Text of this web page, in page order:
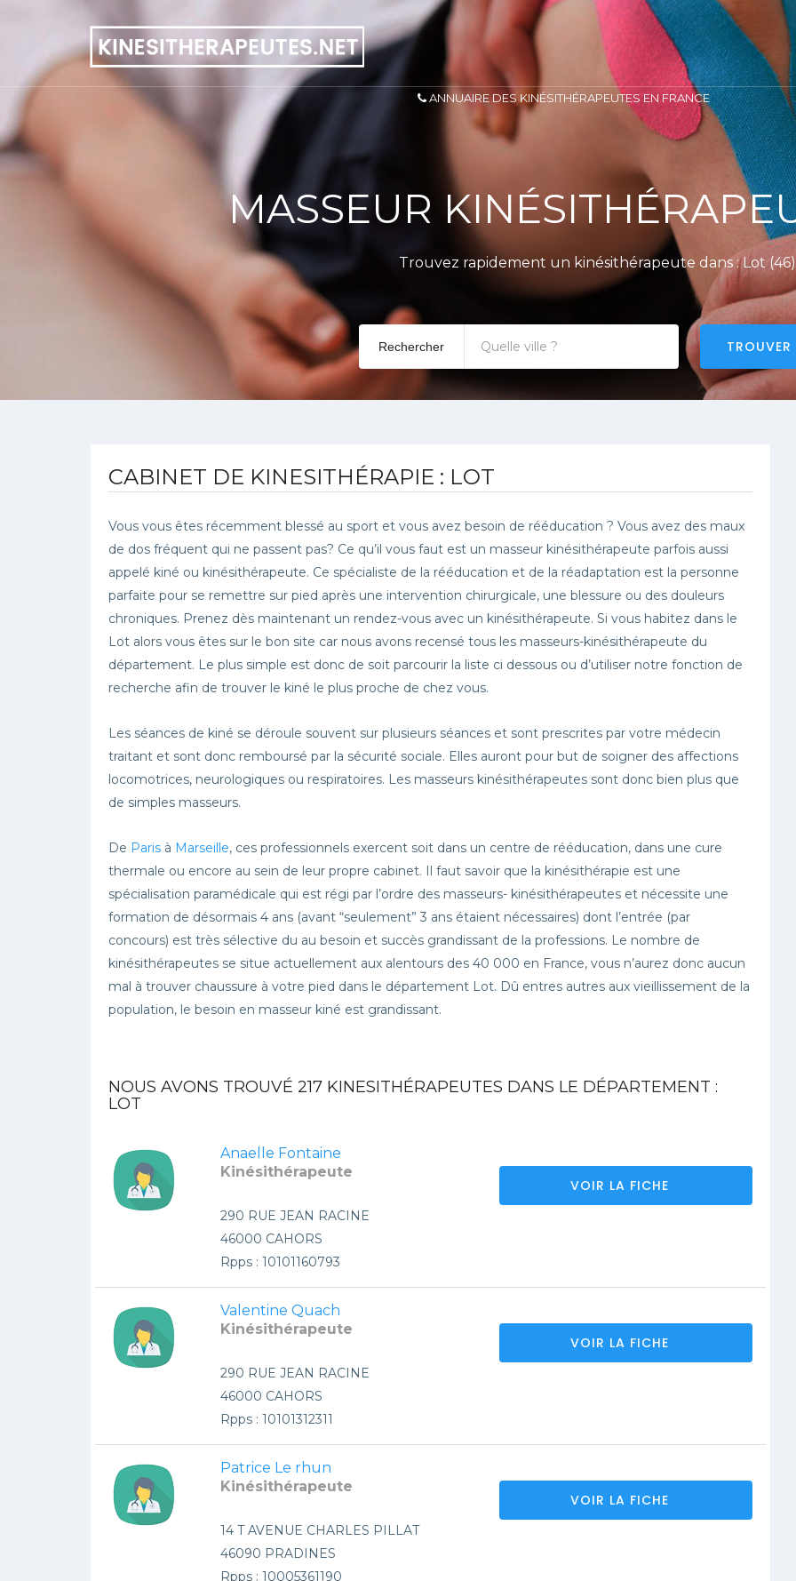
ANNUAIRE DES KINÉSITHÉRAPEUTES EN FRANCE
MASSEUR
Trouvez rapidement un kinésithérapeute dans : Lot (46)
Rechercher TROUVER
CABINET DE KINESITHÉRAPIE : LOT
Vous vous êtes récemment blessé au sport et vous avez besoin de rééducation ? Vous avez des maux
de dos fréquent qui ne passent pas? Ce qu’il vous faut est un masseur kinésithérapeute parfois aussi
appelé kiné ou kinésithérapeute. Ce spécialiste de la rééducation et de la réadaptation est la personne
parfaite pour se remettre sur pied après une intervention chirurgicale, une blessure ou des douleurs
chroniques. Prenez dès maintenant un rendez-vous avec un kinésithérapeute. Si vous habitez dans le
Lot alors vous êtes sur le bon site car nous avons recensé tous les masseurs-kinésithérapeute du
département. Le plus simple est donc de soit parcourir la liste ci dessous ou d’utiliser notre fonction de
recherche afin de trouver le kiné le plus proche de chez vous.
Les séances de kiné se déroule souvent sur plusieurs séances et sont prescrites par votre médecin
traitant et sont donc remboursé par la sécurité sociale. Elles auront pour but de soigner des affections
locomotrices, neurologiques ou respiratoires. Les masseurs kinésithérapeutes sont donc bien plus que
de simples masseurs.
De Paris à Marseille, ces professionnels exercent soit dans un centre de rééducation, dans une cure
thermale ou encore au sein de leur propre cabinet. Il faut savoir que la kinésithérapie est une
spécialisation paramédicale qui est régi par l’ordre des masseurs- kinésithérapeutes et nécessite une
formation de désormais 4 ans (avant “seulement” 3 ans étaient nécessaires) dont l’entrée (par
concours) est très sélective du au besoin et succès grandissant de la professions. Le nombre de
kinésithérapeutes se situe actuellement aux alentours des 40 000 en France, vous n’aurez donc aucun
mal à trouver chaussure à votre pied dans le département Lot. Dû entres autres aux vieillissement de la
population, le besoin en masseur kiné est grandissant.
NOUS AVONS TROUVÉ 217 KINESITHÉRAPEUTES DANS LE DÉPARTEMENT :
LOT
Anaelle Fontaine
Kinésithérapeute
290 RUE JEAN RACINE
46000 CAHORS
Rpps : 10101160793
VOIR LA FICHE
Valentine Quach
Kinésithérapeute
290 RUE JEAN RACINE
46000 CAHORS
Rpps : 10101312311
VOIR LA FICHE
Patrice Le rhun
Kinésithérapeute
14 T AVENUE CHARLES PILLAT
46090 PRADINES
Rpps : 10005361190
VOIR LA FICHE